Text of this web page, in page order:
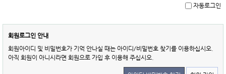
자동로그인
회원로그인 안내
회원아이디 및 비밀번호가 기억 안나실 때는 아이디/비밀번호 찾기를 이용하십시오.
아직 회원이 아니시라면 회원으로 가입 후 이용해 주십시오.